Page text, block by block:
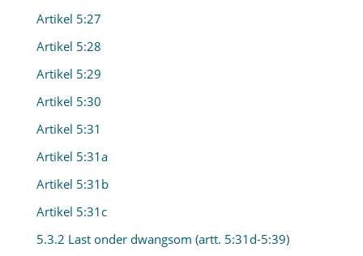
Artikel 5:27
Artikel 5:28
Artikel 5:29
Artikel 5:30
Artikel 5:31
Artikel 5:31a
Artikel 5:31b
Artikel 5:31c
5.3.2 Last onder dwangsom (artt. 5:31d-5:39)